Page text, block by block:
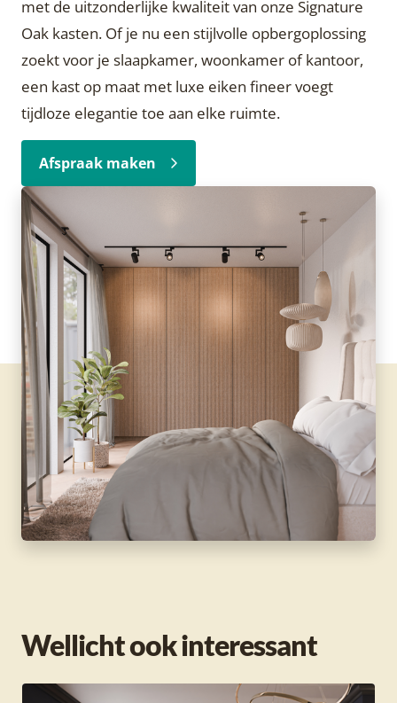
met de uitzonderlijke kwaliteit van onze Signature
Oak kasten. Of je nu een stijlvolle opbergoplossing
zoekt voor je slaapkamer, woonkamer of kantoor,
een kast op maat met luxe eiken fineer voegt
tijdloze elegantie toe aan elke ruimte.
Afspraak maken
Wellicht ook interessant